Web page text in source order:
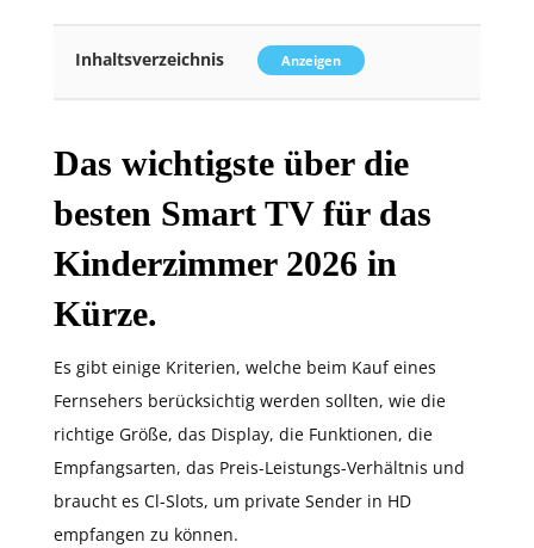
Inhaltsverzeichnis Anzeigen
Das wichtigste über die
besten Smart TV für das
Kinderzimmer 2026 in
Kürze.
Es gibt einige Kriterien, welche beim Kauf eines
Fernsehers berücksichtig werden sollten, wie die
richtige Größe, das Display, die Funktionen, die
Empfangsarten, das Preis-Leistungs-Verhältnis und
braucht es Cl-Slots, um private Sender in HD
empfangen zu können.